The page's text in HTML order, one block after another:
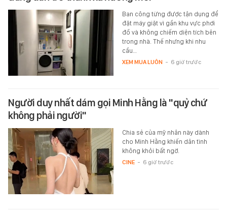
Ban công từng được tận dụng để
đặt máy giặt vì gần khu vực phơi
đồ và không chiếm diện tích bên
trong nhà. Thế nhưng khi nhu
cầu…
XEM MUA LUÔN - 6 giờ trước
Người duy nhất dám gọi Minh Hằng là "quỷ chứ
không phải người"
Chia sẻ của mỹ nhân này dành
cho Minh Hằng khiến dân tình
không khỏi bất ngờ.
CINE - 6 giờ trước